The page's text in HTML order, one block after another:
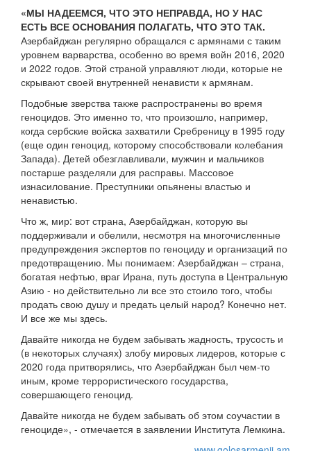
«МЫ НАДЕЕМСЯ, ЧТО ЭТО НЕПРАВДА, НО У НАС
ЕСТЬ ВСЕ ОСНОВАНИЯ ПОЛАГАТЬ, ЧТО ЭТО ТАК.
Азербайджан регулярно обращался с армянами с таким
уровнем варварства, особенно во время войн 2016, 2020
и 2022 годов. Этой страной управляют люди, которые не
скрывают своей внутренней ненависти к армянам.
Подобные зверства также распространены во время
геноцидов. Это именно то, что произошло, например,
когда сербские войска захватили Сребреницу в 1995 году
(еще один геноцид, которому способствовали колебания
Запада). Детей обезглавливали, мужчин и мальчиков
постарше разделяли для расправы. Массовое
изнасилование. Преступники опьянены властью и
ненавистью.
Что ж, мир: вот страна, Азербайджан, которую вы
поддерживали и обелили, несмотря на многочисленные
предупреждения экспертов по геноциду и организаций по
предотвращению. Мы понимаем: Азербайджан – страна,
богатая нефтью, враг Ирана, путь доступа в Центральную
Азию - но действительно ли все это стоило того, чтобы
продать свою душу и предать целый народ? Конечно нет.
И все же мы здесь.
Давайте никогда не будем забывать жадность, трусость и
(в некоторых случаях) злобу мировых лидеров, которые с
2020 года притворялись, что Азербайджан был чем-то
иным, кроме террористического государства,
совершающего геноцид.
Давайте никогда не будем забывать об этом соучастии в
геноциде», - отмечается в заявлении Института Лемкина.